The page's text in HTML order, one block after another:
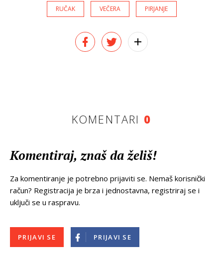
RUČAK VEČERA PIRJANJE
KOMENTARI 0
Komentiraj, znaš da želiš!
Za komentiranje je potrebno prijaviti se. Nemaš korisnički
račun? Registracija je brza i jednostavna, registriraj se i
uključi se u raspravu.
PRIJAVI SE PRIJAVI SE